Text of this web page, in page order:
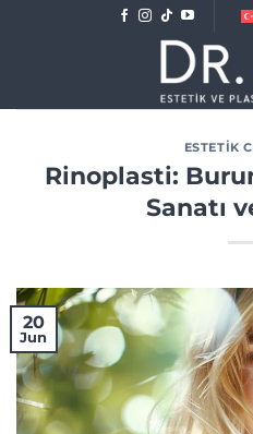
ESTETIK
Rinoplasti:
Sanatı
20
Jun